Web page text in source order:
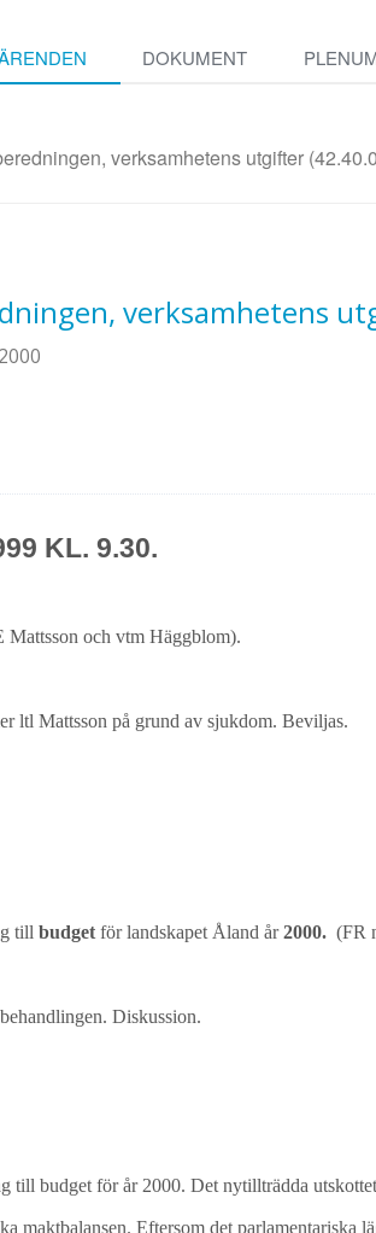
DOKUMENT
verksamhetens utgifter
verksamhetens
KL. 9.30.
och vtm Häggblom).
ltl Mattsson på grund av sjukdom. Beviljas.
till budget för landskapet Åland år2000. (FR
Diskussion.
till budget för år 2000. Det nytillträdda
maktbalansen. Eftersom det